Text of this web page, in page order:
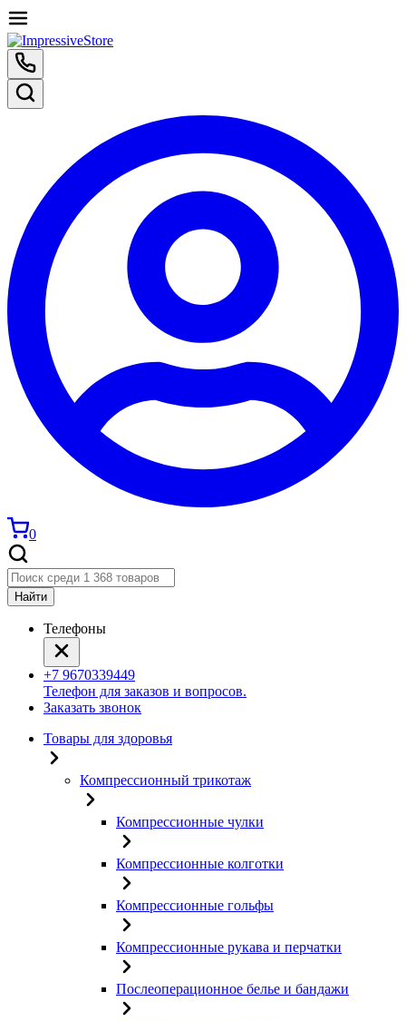
0
Найти
Телефоны
+7 9670339449
Телефон для заказов и вопросов.
Заказать звонок
Товары для здоровья
Компрессионный трикотаж
Компрессионные чулки
Компрессионные колготки
Компрессионные гольфы
Компрессионные рукава и перчатки
Послеоперационное белье и бандажи